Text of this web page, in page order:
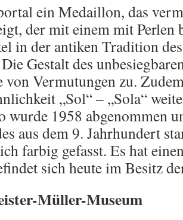
ein Medaillon, das
der mit einem mit Perlen
in der antiken Tradition
Gestalt des
von Vermutungen zu.
„Sol“ – „Sola“
wurde 1958 abgenommen
aus dem 9. Jahrhundert
farbig gefasst. Es hat
sich heute im Besitz
Müller-Museum